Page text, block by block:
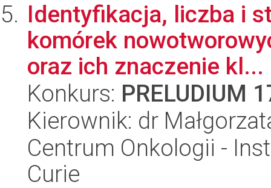
Identyfikacja, liczba i
komórek
oraz ich znaczenie kl...
Konkurs: PRELUDIUM
Kierownik: dr
Centrum Onkologii -
Curie